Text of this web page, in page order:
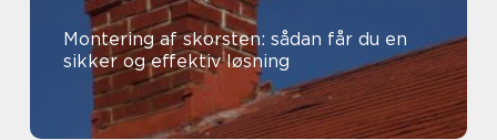
Montering af skorsten: sådan får du en
sikker og effektiv løsning